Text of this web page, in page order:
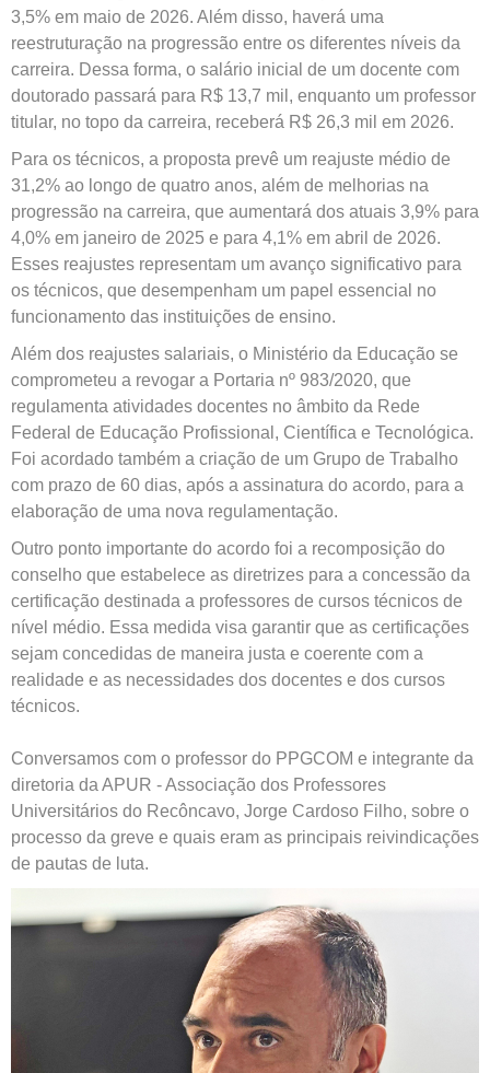
3,5% em maio de 2026. Além disso, haverá uma
reestruturação na progressão entre os diferentes níveis da
carreira. Dessa forma, o salário inicial de um docente com
doutorado passará para R$ 13,7 mil, enquanto um professor
titular, no topo da carreira, receberá R$ 26,3 mil em 2026.
Para os técnicos, a proposta prevê um reajuste médio de
31,2% ao longo de quatro anos, além de melhorias na
progressão na carreira, que aumentará dos atuais 3,9% para
4,0% em janeiro de 2025 e para 4,1% em abril de 2026.
Esses reajustes representam um avanço significativo para
os técnicos, que desempenham um papel essencial no
funcionamento das instituições de ensino.
Além dos reajustes salariais, o Ministério da Educação se
comprometeu a revogar a Portaria nº 983/2020, que
regulamenta atividades docentes no âmbito da Rede
Federal de Educação Profissional, Científica e Tecnológica.
Foi acordado também a criação de um Grupo de Trabalho
com prazo de 60 dias, após a assinatura do acordo, para a
elaboração de uma nova regulamentação.
Outro ponto importante do acordo foi a recomposição do
conselho que estabelece as diretrizes para a concessão da
certificação destinada a professores de cursos técnicos de
nível médio. Essa medida visa garantir que as certificações
sejam concedidas de maneira justa e coerente com a
realidade e as necessidades dos docentes e dos cursos
técnicos.
Conversamos com o professor do PPGCOM e integrante da
diretoria da APUR - Associação dos Professores
Universitários do Recôncavo, Jorge Cardoso Filho, sobre o
processo da greve e quais eram as principais reivindicações
de pautas de luta.